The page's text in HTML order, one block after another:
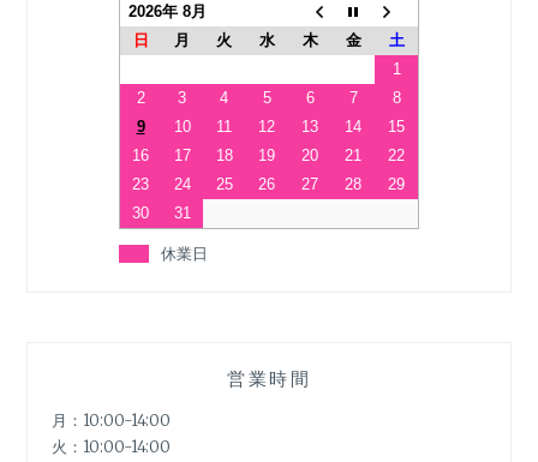
2026年 8月
日
月 火 水 木 金
土
1
2
3 4 5 6 7
8
9
10 11 12 13 14
15
16
17 18 19 20 21
22
23
24 25 26 27 28
29
30
31
休業日
営業時間
月：10:00-14:00
火：10:00-14:00